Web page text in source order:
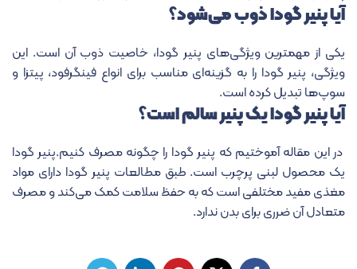
آیا پنیر گودا ذوب می‌شود؟
یکی از مهمترین ویژگی‌های پنیر گودا، خاصیت ذوب آن است. این
ویژگی، پنیر گودا را به گزینه‌ای مناسب برای انواع فینگرفود، پیتزا و
سوپ‌ها تبدیل کرده است.
آیا پنیر گودا یک پنیر سالم است؟
در این مقاله آموختیم که پنیر گودا را چگونه مصرف کنیم.پنیر گودا
یک محصول لبنی پرچرب است. طبق مطالعات پنیر گودا دارای مواد
مغذی مفید مختلفی است که به حفظ سلامت کمک می‌کند و مصرف
متعادل آن ضرری برای بدن ندارد.